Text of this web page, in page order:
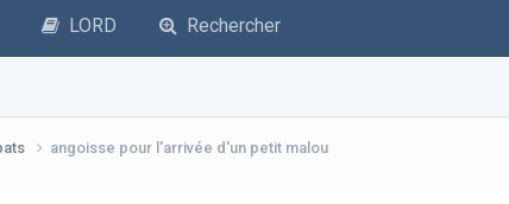
LORD Rechercher
angoisse pour l'arrivée d'un petit malou